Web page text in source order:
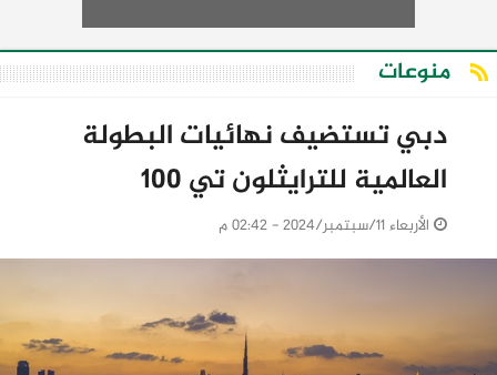
منوعات
دبي تستضيف نهائيات البطولة
العالمية للترايثلون تي 100
الأربعاء 11/سبتمبر/2024 - 02:42 م